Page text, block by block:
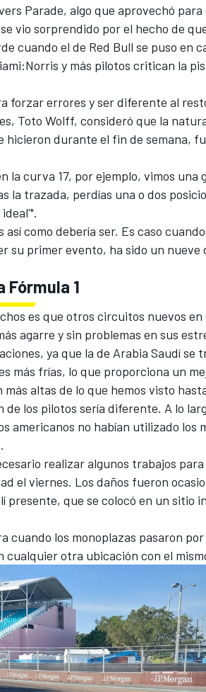
Parade, algo que aprovechó para
vio sorprendido por el hecho de
cuando el de Red Bull se puso en
y más pilotos critican la
forzar errores y ser diferente al
Toto Wolff, consideró que la
hicieron durante el fin de semana,
la curva 17, por ejemplo, vimos una
la trazada, perdías una o dos
como debería ser. Es caso
su primer evento, ha sido un nueve
Fórmula 1
es que otros circuitos nuevos en
agarre y sin problemas en sus
ya que la de Arabia Saudí se
más frías, lo que proporciona un
altas de lo que hemos visto
los pilotos sería diferente. A lo
americanos no habían utilizado los
realizar algunos trabajos
el viernes. Los daños fueron
presente, que se colocó en un sitio
cuando los monoplazas pasaron
cualquier otra ubicación con el